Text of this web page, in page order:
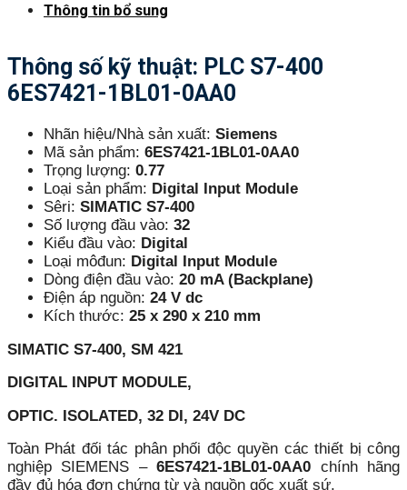
Thông tin bổ sung
Thông số kỹ thuật: PLC S7-400
6ES7421-1BL01-0AA0
Nhãn hiệu/Nhà sản xuất: Siemens
Mã sản phẩm: 6ES7421-1BL01-0AA0
Trọng lượng: 0.77
Loại sản phẩm: Digital Input Module
Sêri: SIMATIC S7-400
Số lượng đầu vào: 32
Kiểu đầu vào: Digital
Loại môđun: Digital Input Module
Dòng điện đầu vào: 20 mA (Backplane)
Điện áp nguồn: 24 V dc
Kích thước: 25 x 290 x 210 mm
SIMATIC S7-400, SM 421
DIGITAL INPUT MODULE,
OPTIC. ISOLATED, 32 DI, 24V DC
Toàn Phát đối tác phân phối độc quyền các thiết bị công
nghiệp SIEMENS –6ES7421-1BL01-0AA0 chính hãng
đầy đủ hóa đơn chứng từ và nguồn gốc xuất sứ.